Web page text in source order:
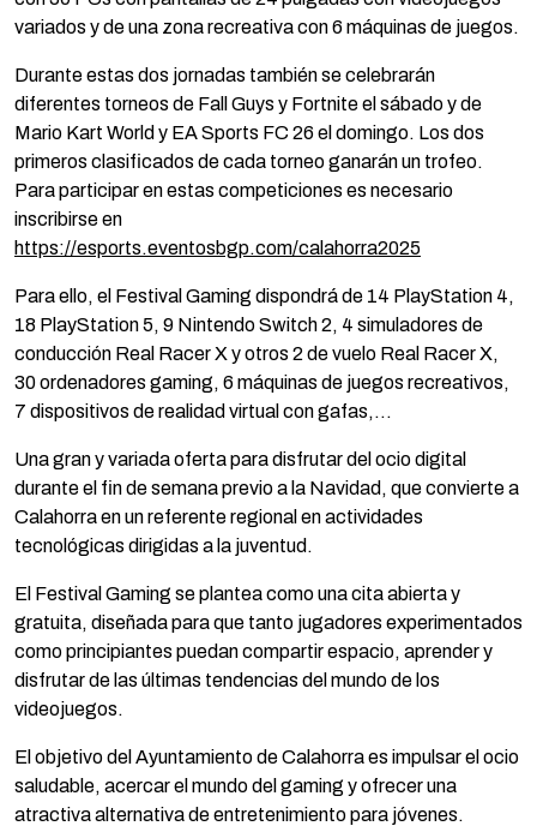
variados y de una zona recreativa con 6 máquinas de juegos.
Durante estas dos jornadas también se celebrarán
diferentes torneos de Fall Guys y Fortnite el sábado y de
Mario Kart World y EA Sports FC 26 el domingo. Los dos
primeros clasificados de cada torneo ganarán un trofeo.
Para participar en estas competiciones es necesario
inscribirse en
https://esports.eventosbgp.com/calahorra2025
Para ello, el Festival Gaming dispondrá de 14 PlayStation 4,
18 PlayStation 5, 9 Nintendo Switch 2, 4 simuladores de
conducción Real Racer X y otros 2 de vuelo Real Racer X,
30 ordenadores gaming, 6 máquinas de juegos recreativos,
7 dispositivos de realidad virtual con gafas,…
Una gran y variada oferta para disfrutar del ocio digital
durante el fin de semana previo a la Navidad, que convierte a
Calahorra en un referente regional en actividades
tecnológicas dirigidas a la juventud.
El Festival Gaming se plantea como una cita abierta y
gratuita, diseñada para que tanto jugadores experimentados
como principiantes puedan compartir espacio, aprender y
disfrutar de las últimas tendencias del mundo de los
videojuegos.
El objetivo del Ayuntamiento de Calahorra es impulsar el ocio
saludable, acercar el mundo del gaming y ofrecer una
atractiva alternativa de entretenimiento para jóvenes.